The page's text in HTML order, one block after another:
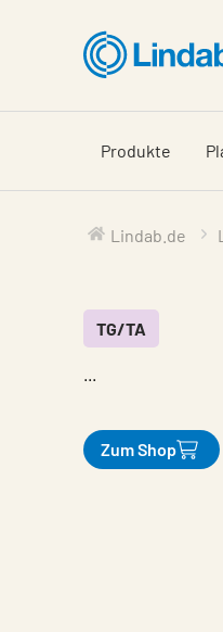
Hauptinhalt
Produkte
Lindab.de
TG/TA
Zum Shop